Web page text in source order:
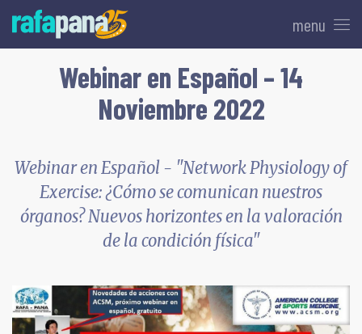
menu
Webinar en Español – 14
Noviembre 2022
Webinar en Español - "Network Physiology of
Exercise: ¿Cómo se comunican nuestros
órganos? Nuevos horizontes en la valoración
de la condición física"